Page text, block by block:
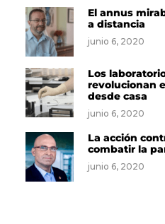
El annus
a distancia
junio 6, 2020
Los
revolucionan
desde casa
junio 6, 2020
La acción
combatir la
junio 6, 2020